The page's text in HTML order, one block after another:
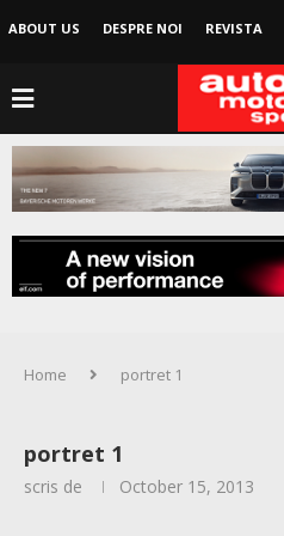
ABOUT US DESPRE NOI REVISTA
Home portret 1
portret 1
scris de October 15, 2013